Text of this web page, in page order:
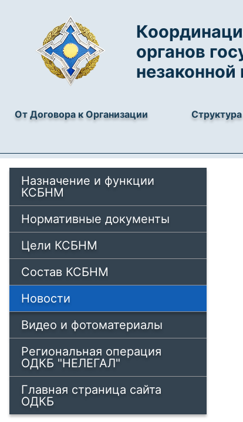
органов
От Договора к Организации
Назначение и функции
КСБНМ
Нормативные документы
Цели КСБНМ
Состав КСБНМ
Новости
Видео и фотоматериалы
Региональная операция
ОДКБ "НЕЛЕГАЛ"
Главная страница сайта
ОДКБ